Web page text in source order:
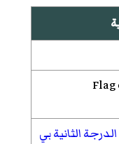
الثانية بي